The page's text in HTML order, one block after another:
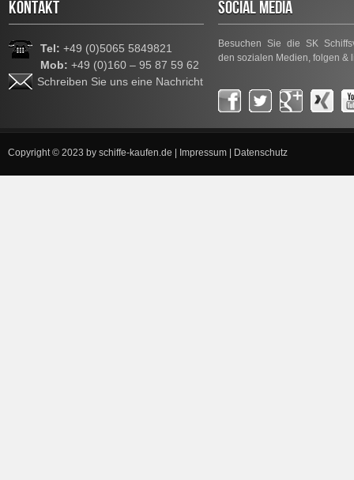
KONTAKT
Tel: +49 (0)5065 5849821
Mob: +49 (0)160 – 95 87 59 62
Schreiben Sie uns eine Nachricht
SOCIAL MEDIA
Besuchen Sie die SK
den sozialen Medien, folgen &
Copyright © 2023 by schiffe-kaufen.de Impressum Datenschutz